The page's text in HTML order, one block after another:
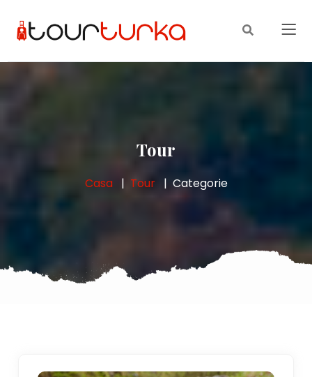
Tour
Casa Tour Categorie